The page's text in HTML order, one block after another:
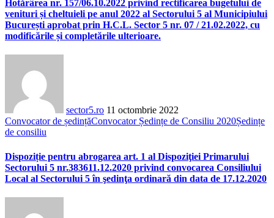
Hotărârea nr. 157/06.10.2022 privind rectificarea bugetului de
venituri și cheltuieli pe anul 2022 al Sectorului 5 al Municipiului
București aprobat prin H.C.L. Sector 5 nr. 07 / 21.02.2022, cu
modificările și completările ulterioare.
sector5.ro 11 octombrie 2022
Convocator de ședințăConvocator Ședințe de Consiliu 2020Ședințe
de consiliu
Dispoziție pentru abrogarea art. 1 al Dispoziţiei Primarului
Sectorului 5 nr.383611.12.2020 privind convocarea Consiliului
Local al Sectorului 5 în şedinţa ordinară din data de 17.12.2020